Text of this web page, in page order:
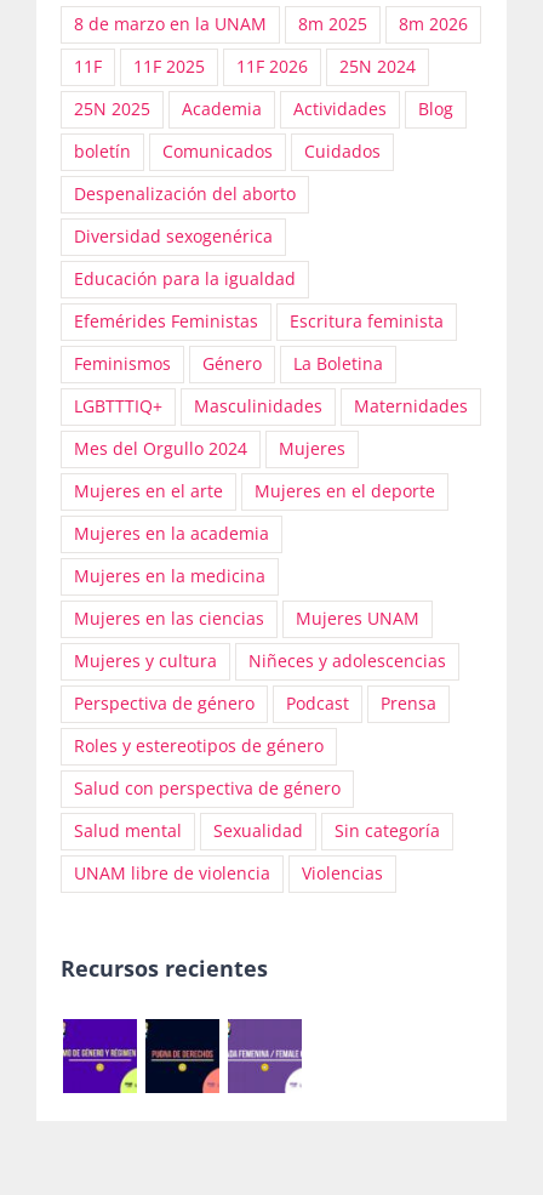
8 de marzo en la UNAM 8m 2025
8m 2026
11F
11F 2025 11F 2026
25N 2024
25N 2025
Academia Actividades
Blog
boletín
Comunicados
Cuidados
Despenalización del aborto
Diversidad sexogenérica
Educación para la igualdad
Efemérides Feministas
Escritura feminista
Feminismos
Género
La Boletina
LGBTTTIQ+
Masculinidades
Maternidades
Mes del Orgullo 2024
Mujeres
Mujeres en el arte
Mujeres en el deporte
Mujeres en la academia
Mujeres en la medicina
Mujeres en las ciencias
Mujeres UNAM
Mujeres y cultura
Niñeces y adolescencias
Perspectiva de género
Podcast
Prensa
Roles y estereotipos de género
Salud con perspectiva de género
Salud mental
Sexualidad
Sin categoría
UNAM libre de violencia
Violencias
Recursos recientes